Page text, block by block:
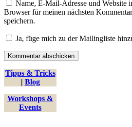
Name, E-Mail-Adresse und Website
Browser für meinen nächsten Kommentar
speichern.
Ja, füge mich zu der Mailingliste
Tipps & Tricks
| Blog
Workshops &
Events